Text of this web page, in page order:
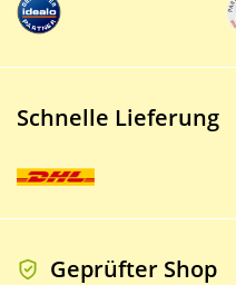
Schnelle Lieferung
Geprüfter Shop